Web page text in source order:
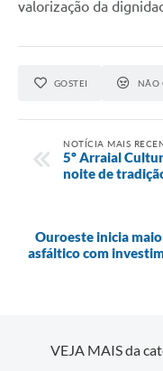
valorização da
GOSTEI NÃO
NOTÍCIA MAIS
5º Arraial
noite de
Ouroeste inicia
asfáltico com
VEJA MAIS da